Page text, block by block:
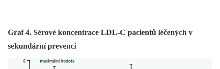
Graf 4. Sérové koncentrace LDL-C pacientů léčených v
sekundární prevenci